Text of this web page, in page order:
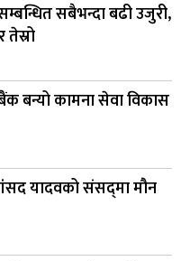
सबैभन्दा बढी उजुरी,
तेस्रो
बन्यो कामना सेवा विकास
यादवको संसद्‌मा मौन